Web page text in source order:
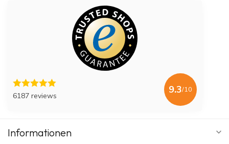
6187 reviews
9.3/10
Informationen